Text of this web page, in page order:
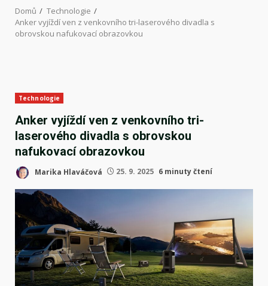
Domů
Technologie
Anker vyjíždí ven z venkovního tri-laserového divadla s
obrovskou nafukovací obrazovkou
Technologie
Anker vyjíždí ven z venkovního tri-
laserového divadla s obrovskou
nafukovací obrazovkou
Marika Hlaváčová 25. 9. 2025 6 minuty čtení